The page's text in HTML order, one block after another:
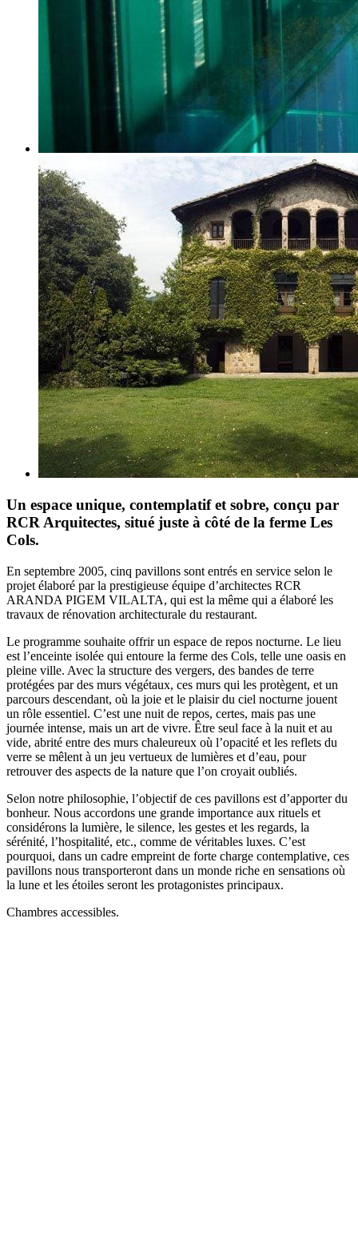
Un espace unique, contemplatif et sobre, conçu par
RCR Arquitectes, situé juste à côté de la ferme Les
Cols.
En septembre 2005, cinq pavillons sont entrés en service selon le
projet élaboré par la prestigieuse équipe d’architectes RCR
ARANDA PIGEM VILALTA, qui est la même qui a élaboré les
travaux de rénovation architecturale du restaurant.
Le programme souhaite offrir un espace de repos nocturne. Le lieu
est l’enceinte isolée qui entoure la ferme des Cols, telle une oasis en
pleine ville. Avec la structure des vergers, des bandes de terre
protégées par des murs végétaux, ces murs qui les protègent, et un
parcours descendant, où la joie et le plaisir du ciel nocturne jouent
un rôle essentiel. C’est une nuit de repos, certes, mais pas une
journée intense, mais un art de vivre. Être seul face à la nuit et au
vide, abrité entre des murs chaleureux où l’opacité et les reflets du
verre se mêlent à un jeu vertueux de lumières et d’eau, pour
retrouver des aspects de la nature que l’on croyait oubliés.
Selon notre philosophie, l’objectif de ces pavillons est d’apporter du
bonheur. Nous accordons une grande importance aux rituels et
considérons la lumière, le silence, les gestes et les regards, la
sérénité, l’hospitalité, etc., comme de véritables luxes. C’est
pourquoi, dans un cadre empreint de forte charge contemplative, ces
pavillons nous transporteront dans un monde riche en sensations où
la lune et les étoiles seront les protagonistes principaux.
Chambres accessibles.